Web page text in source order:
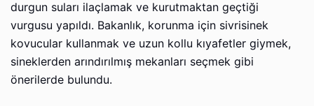
durgun suları ilaçlamak ve kurutmaktan geçtiği
vurgusu yapıldı. Bakanlık, korunma için sivrisinek
kovucular kullanmak ve uzun kollu kıyafetler giymek,
sineklerden arındırılmış mekanları seçmek gibi
önerilerde bulundu.